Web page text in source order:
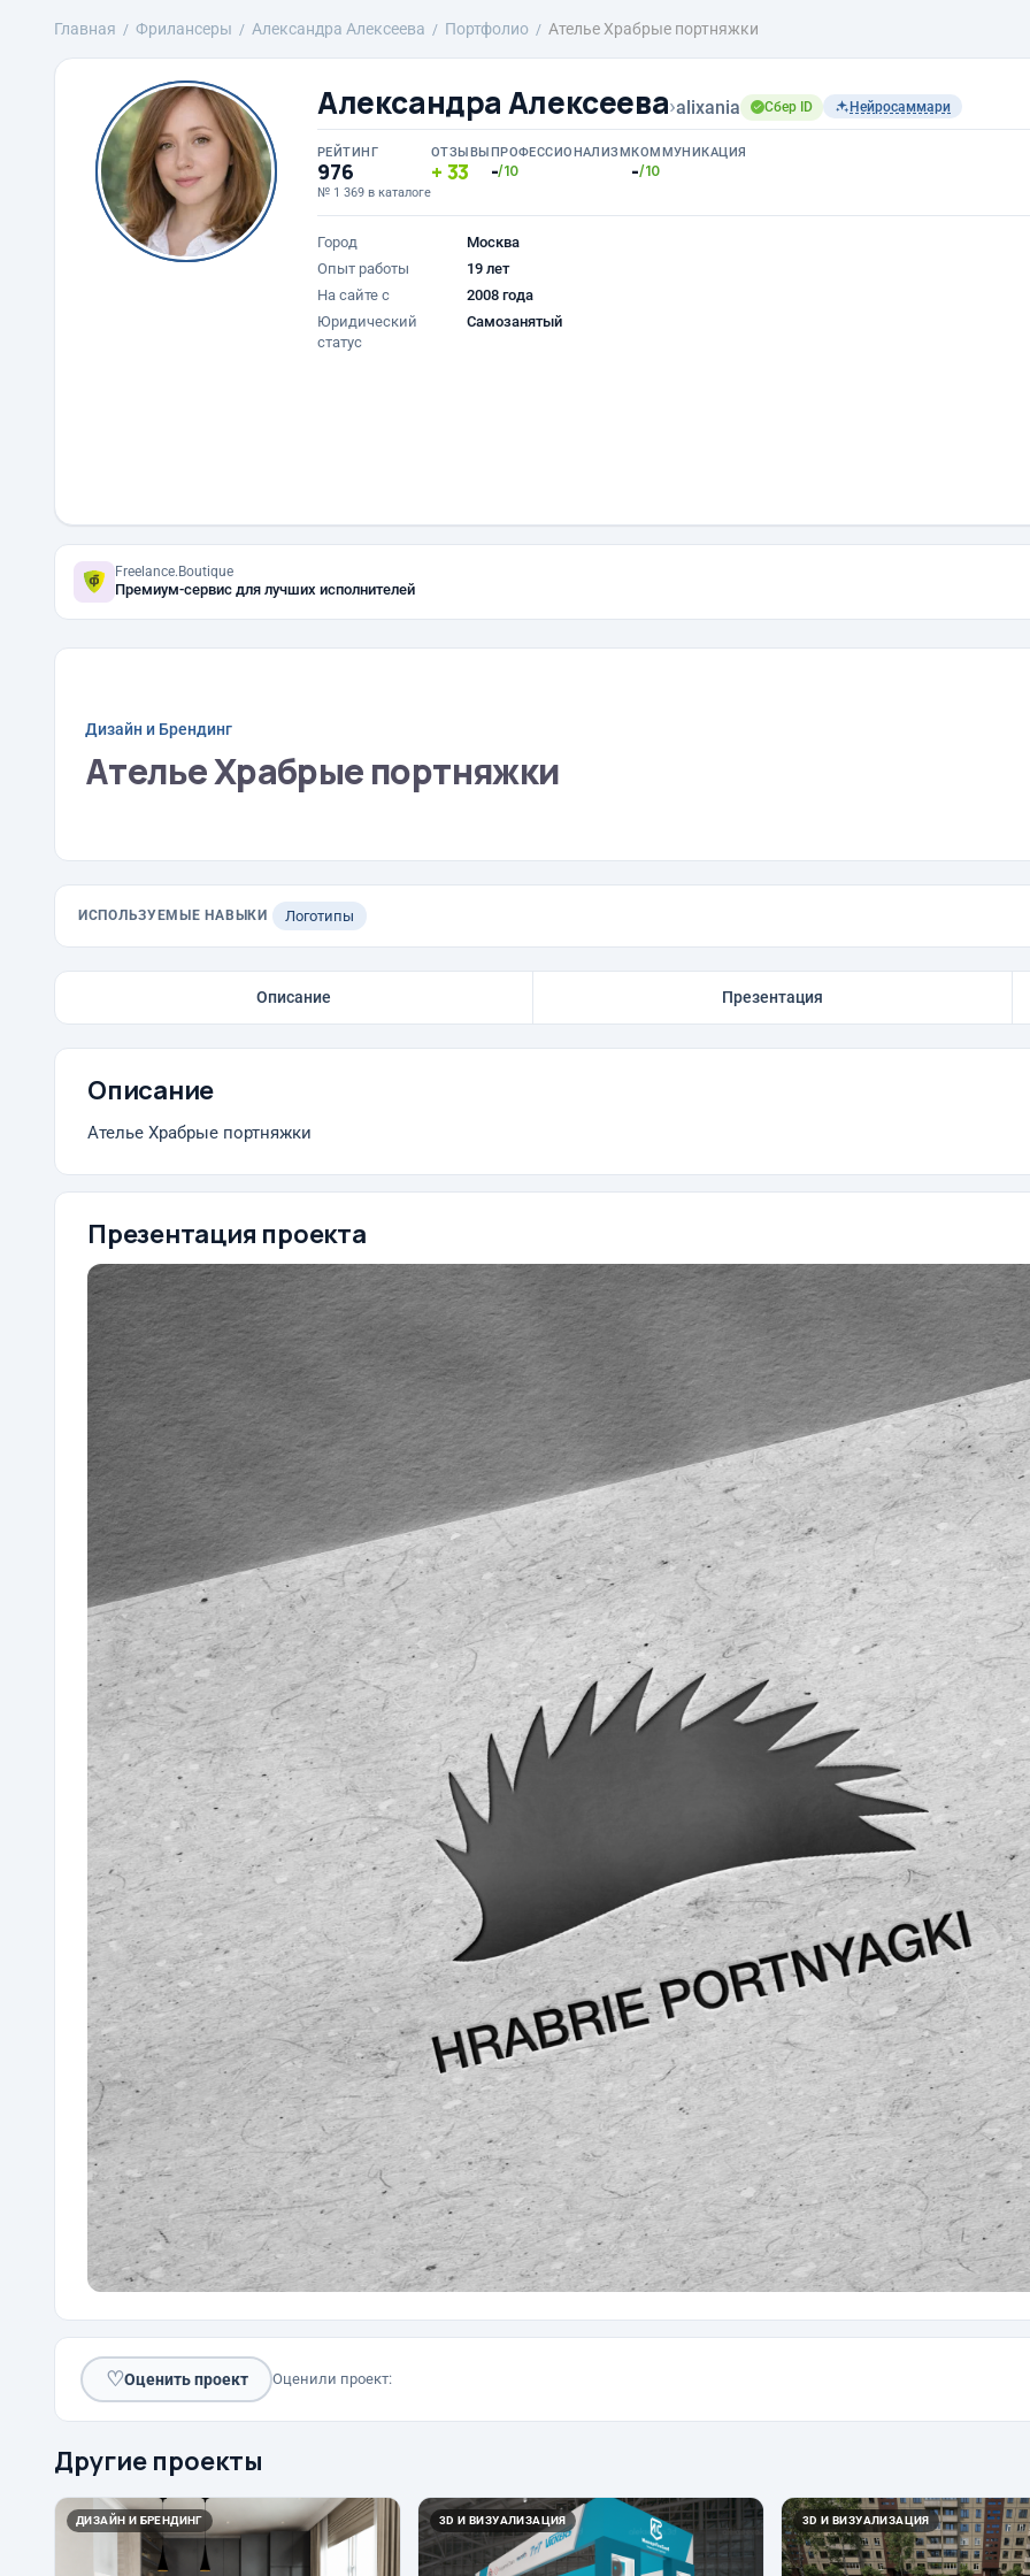
Главная Фрилансеры Александра Алексеева Портфолио Ателье Храбрые портняжки
Александра Алексеева›alixania Сбер ID Нейросаммари
РЕЙТИНГ
976
№ 1 369 в каталоге
ОТЗЫВЫ
33
ПРОФЕССИОНАЛИЗМ
-/10
КОММУНИКАЦИЯ
-/10
Город
Москва
Опыт работы
19 лет
На сайте с
2008 года
Юридический
статус
Самозанятый
Freelance.Boutique
Премиум-сервис для лучших исполнителей
Дизайн и Брендинг
Ателье Храбрые портняжки
ИСПОЛЬЗУЕМЫЕ НАВЫКИ Логотипы
Описание Презентация
Описание
Ателье Храбрые портняжки
Презентация проекта
♡Оценить проект Оценили проект:
Другие проекты
ДИЗАЙН И БРЕНДИНГ 3D И ВИЗУАЛИЗАЦИЯ 3D И ВИЗУАЛИЗАЦИЯ